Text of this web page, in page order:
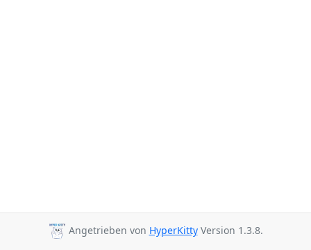
Angetrieben von HyperKittyVersion 1.3.8.